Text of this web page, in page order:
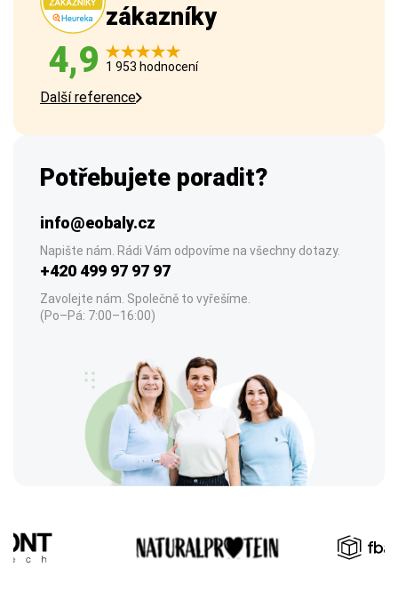
zákazníky
4,9 1 953 hodnocení
Další reference
Potřebujete poradit?
info@eobaly.cz
Napište nám. Rádi Vám odpovíme na všechny dotazy.
+420 499 97 97 97
Zavolejte nám. Společně to vyřešíme.
(Po–Pá: 7:00–16:00)